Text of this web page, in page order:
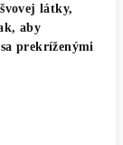
látky,
aby
prekríženými